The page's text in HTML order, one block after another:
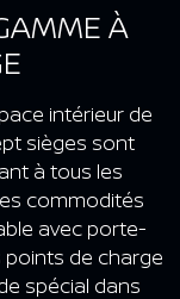
À
intérieur de
sièges sont
à tous les
commodités
avec porte-
points de charge
spécial dans